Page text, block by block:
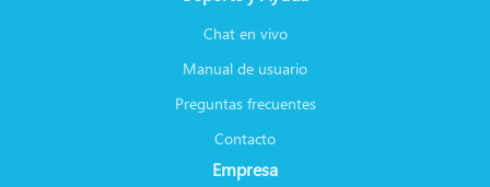
Chat en vivo
Manual de usuario
Preguntas frecuentes
Contacto
Empresa